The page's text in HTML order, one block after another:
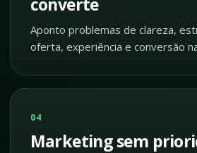
Aponto problemas de clareza,
oferta, experiência e conversão
04
Marketing sem